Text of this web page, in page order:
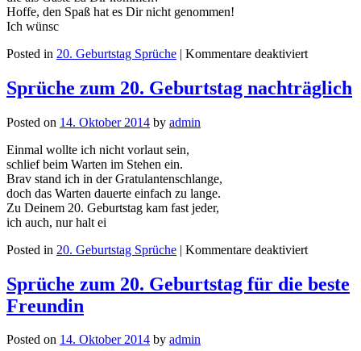
Hoffe, den Spaß hat es Dir nicht genommen!
Ich wünsc
Posted in 20. Geburtstag Sprüche | Kommentare deaktiviert
Sprüche zum 20. Geburtstag nachträglich
Posted on 14. Oktober 2014 by admin
Einmal wollte ich nicht vorlaut sein,
schlief beim Warten im Stehen ein.
Brav stand ich in der Gratulantenschlange,
doch das Warten dauerte einfach zu lange.
Zu Deinem 20. Geburtstag kam fast jeder,
ich auch, nur halt ei
Posted in 20. Geburtstag Sprüche | Kommentare deaktiviert
Sprüche zum 20. Geburtstag für die beste
Freundin
Posted on 14. Oktober 2014 by admin